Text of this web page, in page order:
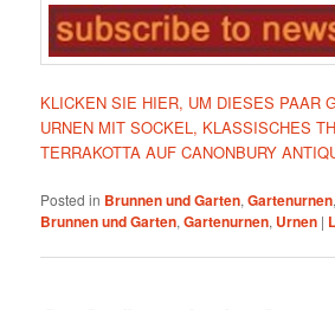
KLICKEN SIE HIER, UM DIESES PAAR
URNEN MIT SOCKEL, KLASSISCHES
TERRAKOTTA AUF CANONBURY
Posted in Brunnen und Garten,Gartenurnen,
Brunnen und Garten,Gartenurnen, Urnen |